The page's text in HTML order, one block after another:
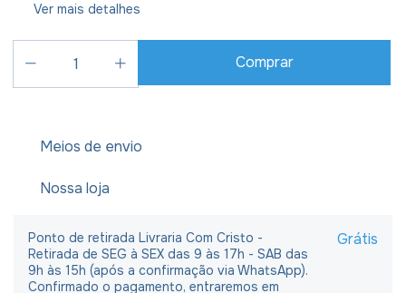
Ver mais detalhes
Meios de envio
Nossa loja
Ponto de retirada Livraria Com Cristo -
Retirada de SEG à SEX das 9 às 17h - SAB das
9h às 15h (após a confirmação via WhatsApp).
Confirmado o pagamento, entraremos em
Grátis